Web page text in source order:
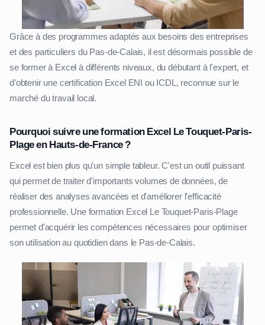
Grâce à des programmes adaptés aux besoins des entreprises
et des particuliers du Pas-de-Calais, il est désormais possible de
se former à Excel à différents niveaux, du débutant à l'expert, et
d'obtenir une certification Excel ENI ou ICDL, reconnue sur le
marché du travail local.
Pourquoi suivre une formation Excel Le Touquet-Paris-
Plage en Hauts-de-France ?
Excel est bien plus qu'un simple tableur. C'est un outil puissant
qui permet de traiter d'importants volumes de données, de
réaliser des analyses avancées et d'améliorer l'efficacité
professionnelle. Une formation Excel Le Touquet-Paris-Plage
permet d'acquérir les compétences nécessaires pour optimiser
son utilisation au quotidien dans le Pas-de-Calais.